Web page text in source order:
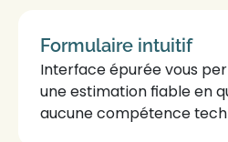
Formulaire intuitif
Interface épurée vous
uneestimation fiableen
aucune compétence